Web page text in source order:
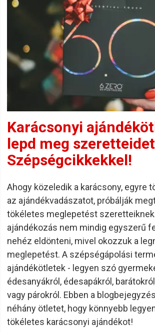
Karácsonyi
lepd meg szeretteidet
Szépségcikkekkel!
Ahogy közeledik a karácsony, egyre
az ajándékvadászatot, próbálják
tökéletes meglepetést
ajándékozás nem mindig egyszerű
nehéz eldönteni, mivel okozzuk a
meglepetést. A szépségápolási
ajándékötletek - legyen szó
édesanyákról, édesapákról,
vagy párokról. Ebben a
néhány ötletet, hogy könnyebb
tökéletes karácsonyi ajándékot!